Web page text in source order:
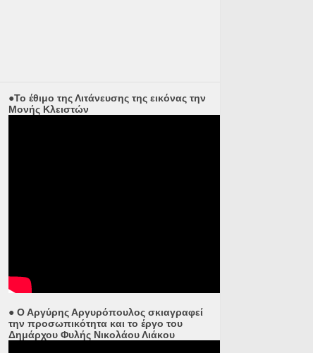
●Το έθιμο της Λιτάνευσης της εικόνας την
Μονής Κλειστών
● Ο Αργύρης Αργυρόπουλος σκιαγραφεί
την προσωπικότητα και το έργο του
Δημάρχου Φυλής Νικολάου Λιάκου